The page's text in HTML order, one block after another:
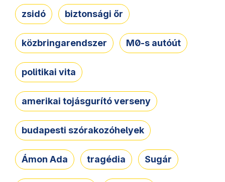
zsidó biztonsági őr
közbringarendszer M0-s autóút
politikai vita
amerikai tojásgurító verseny
budapesti szórakozóhelyek
Ámon Ada tragédia Sugár